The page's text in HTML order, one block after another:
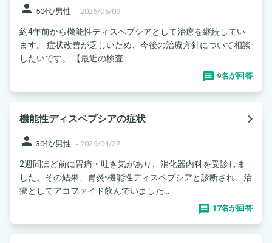
person 50代/男性 - 2026/05/09
約4年前から機能性ディスペプシアとして治療を継続してい
ます。 症状改善が乏しいため、今後の治療方針について相談
したいです。 【最近の検査...
9名が回答
機能性ディスペプシアの症状
navigate_next
person 30代/男性 - 2026/04/27
2週間ほど前に胃痛・吐き気があり、消化器内科を受診しま
した。その結果、胃炎•機能性ディスペプシアと診断され、治
療としてアコファイド飲んでいました...
17名が回答